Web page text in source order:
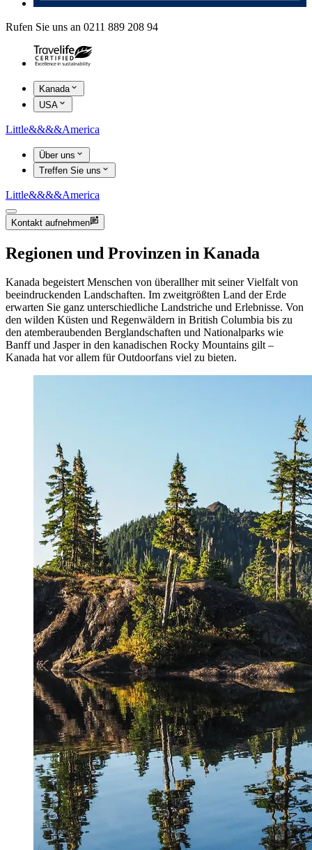
Rufen Sie uns an 0211 889 208 94
Kanada
USA
Little&&&&America
Über uns
Treffen Sie uns
Little&&&&America
Kontakt aufnehmen
Regionen und Provinzen in Kanada
Kanada begeistert Menschen von überallher mit seiner Vielfalt von
beeindruckenden Landschaften. Im zweitgrößten Land der Erde
erwarten Sie ganz unterschiedliche Landstriche und Erlebnisse. Von
den wilden Küsten und Regenwäldern in British Columbia bis zu
den atemberaubenden Berglandschaften und Nationalparks wie
Banff und Jasper in den kanadischen Rocky Mountains gilt –
Kanada hat vor allem für Outdoorfans viel zu bieten.